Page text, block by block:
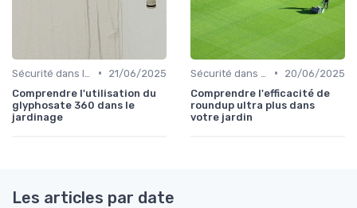
•
21/06/2025
Comprendre l'utilisation du
glyphosate 360 dans le
jardinage
•
20/06/2025
Comprendre l'efficacité de
roundup ultra plus dans
votre jardin
Les articles par date